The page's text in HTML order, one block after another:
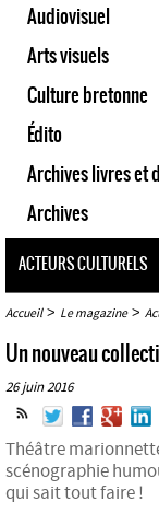
Audiovisuel
Arts visuels
Culture bretonne
Édito
Archives livres et
Archives
ACTEURS CULTURELS
Accueil> Le magazine>
Un nouveau
26 juin 2016
Théâtre
scénographie
qui sait tout faire !